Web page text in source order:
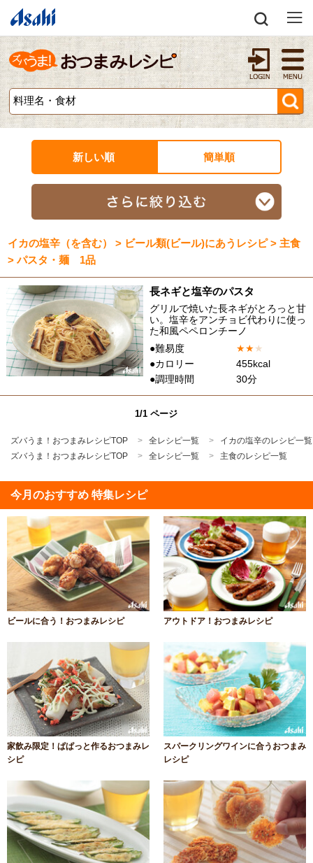
新しい順 簡単順
イカの塩辛（を含む） > ビール類(ビール)にあうレシピ > 主食
> パスタ・麺 1品
長ネギと塩辛のパスタ
グリルで焼いた長ネギがとろっと甘
い。塩辛をアンチョビ代わりに使っ
た和風ペペロンチーノ
●難易度
★★★
●カロリー
455kcal
●調理時間
30分
1/1 ページ
ズバうま！おつまみレシピTOP 全レシピ一覧
イカの塩辛のレシピ一覧
ズバうま！おつまみレシピTOP
全レシピ一覧 主食のレシピ一覧
今月のおすすめ 特集レシピ
ビールに合う！おつまみレシピ アウトドア！おつまみレシピ
家飲み限定！ぱぱっと作るおつまみレ
シピ
スパークリングワインに合うおつまみ
レシピ